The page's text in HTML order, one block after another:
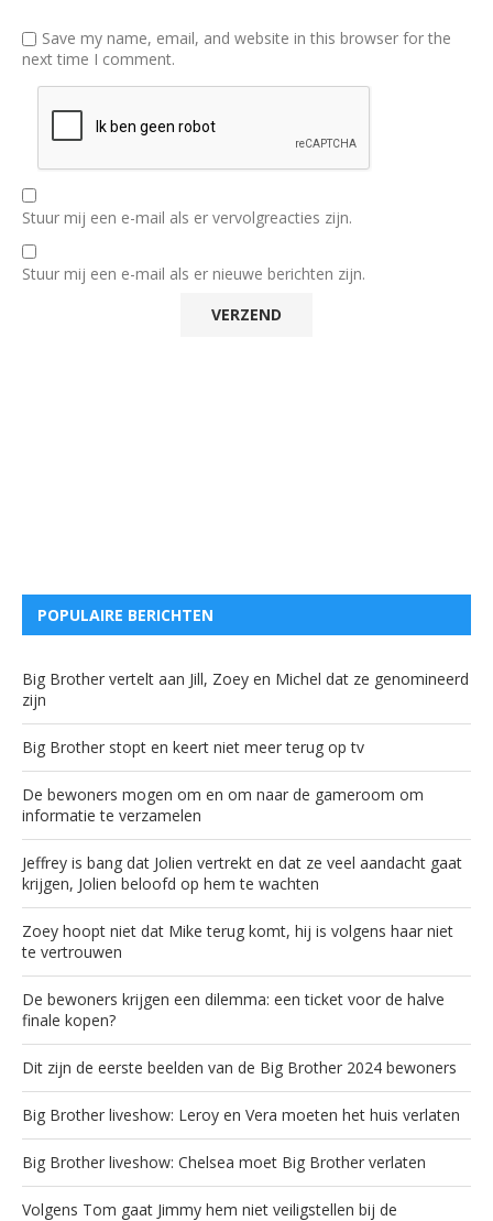
Save my name, email, and website in this browser for the
next time I comment.
Stuur mij een e-mail als er vervolgreacties zijn.
Stuur mij een e-mail als er nieuwe berichten zijn.
POPULAIRE BERICHTEN
Big Brother vertelt aan Jill, Zoey en Michel dat ze genomineerd
zijn
Big Brother stopt en keert niet meer terug op tv
De bewoners mogen om en om naar de gameroom om
informatie te verzamelen
Jeffrey is bang dat Jolien vertrekt en dat ze veel aandacht gaat
krijgen, Jolien beloofd op hem te wachten
Zoey hoopt niet dat Mike terug komt, hij is volgens haar niet
te vertrouwen
De bewoners krijgen een dilemma: een ticket voor de halve
finale kopen?
Dit zijn de eerste beelden van de Big Brother 2024 bewoners
Big Brother liveshow: Leroy en Vera moeten het huis verlaten
Big Brother liveshow: Chelsea moet Big Brother verlaten
Volgens Tom gaat Jimmy hem niet veiligstellen bij de